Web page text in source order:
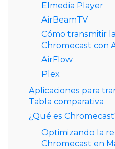
Elmedia Player
AirBeamTV
Cómo transmitir
Chromecast con
AirFlow
Plex
Aplicaciones para
Tabla comparativa
¿Qué es
Optimizando la
Chromecast en